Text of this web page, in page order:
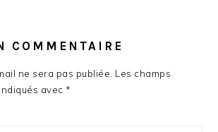
COMMENTAIRE
ne sera pas publiée. Les champs
avec *